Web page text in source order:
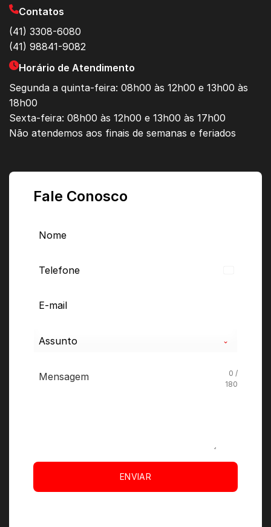
Contatos
(41) 3308-6080
(41) 98841-9082
Horário de Atendimento
Segunda a quinta-feira: 08h00 às 12h00 e 13h00 às
18h00
Sexta-feira: 08h00 às 12h00 e 13h00 às 17h00
Não atendemos aos finais de semanas e feriados
Fale Conosco
Assunto
0 /
180
ENVIAR